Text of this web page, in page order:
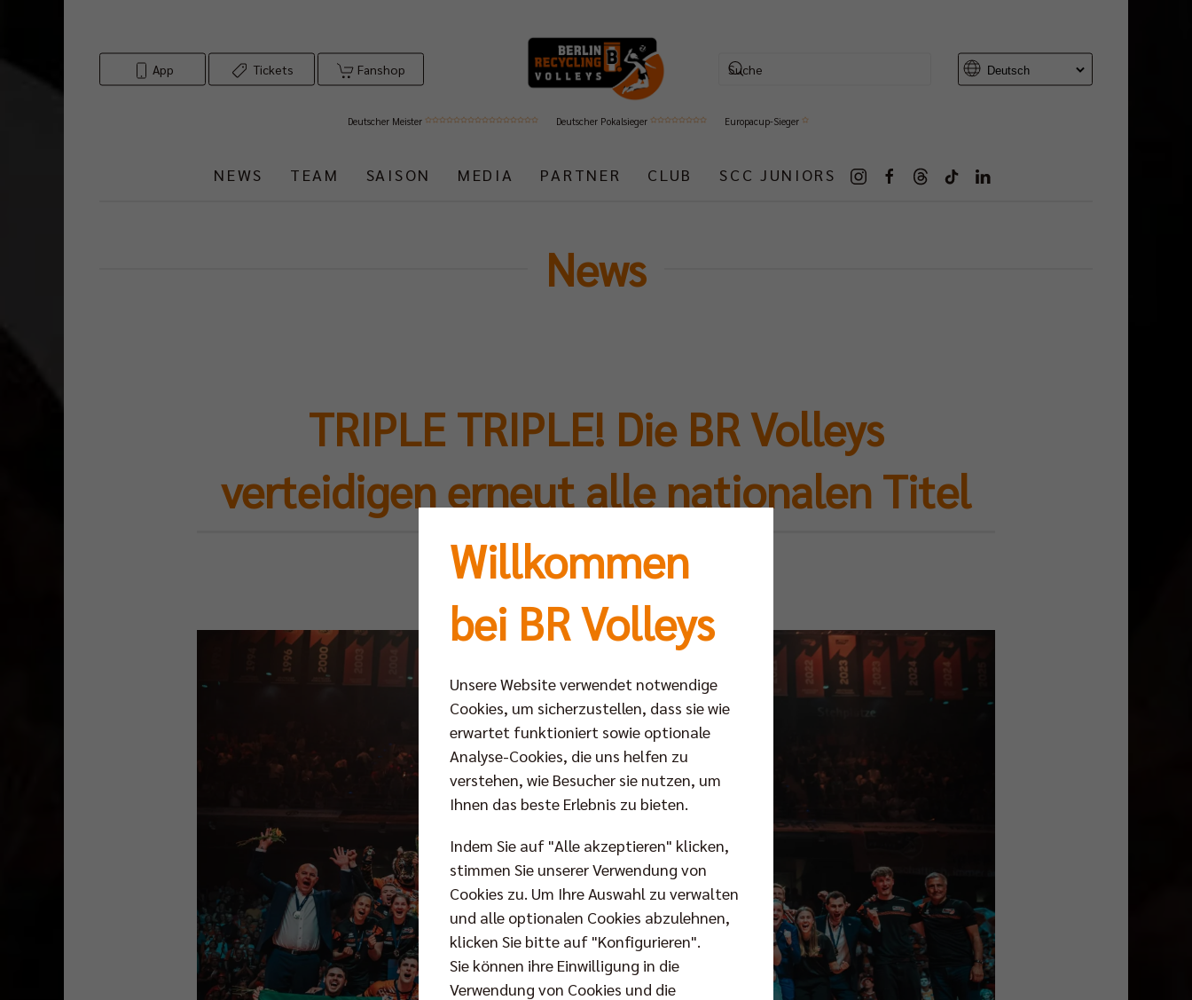
App Tickets Fanshop
Deutscher Meister Deutscher Pokalsieger Europacup-Sieger
NEWS TEAM SAISON MEDIA PARTNER CLUB SCC JUNIORS
News
TRIPLE TRIPLE! Die BR Volleys
verteidigen erneut alle nationalen Titel
Sa 03.05.2025
Willkommen
bei BR Volleys
Unsere Website verwendet notwendige
Cookies, um sicherzustellen, dass sie wie
erwartet funktioniert sowie optionale
Analyse-Cookies, die uns helfen zu
verstehen, wie Besucher sie nutzen, um
Ihnen das beste Erlebnis zu bieten.
Indem Sie auf "Alle akzeptieren" klicken,
stimmen Sie unserer Verwendung von
Cookies zu. Um Ihre Auswahl zu verwalten
und alle optionalen Cookies abzulehnen,
klicken Sie bitte auf "Konfigurieren".
Sie können ihre Einwilligung in die
Verwendung von Cookies und die